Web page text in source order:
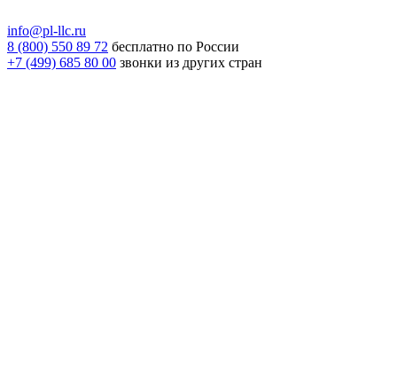
info@pl-llc.ru
8 (800) 550 89 72 бесплатно по России
+7 (499) 685 80 00 звонки из других стран